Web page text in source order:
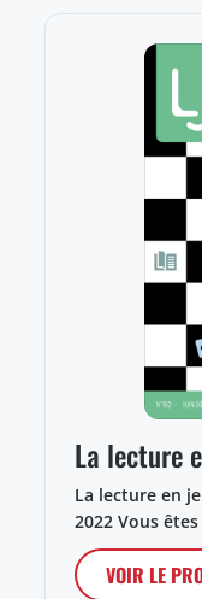
La lecture
La lecture en
2022 Vous
VOIR LE